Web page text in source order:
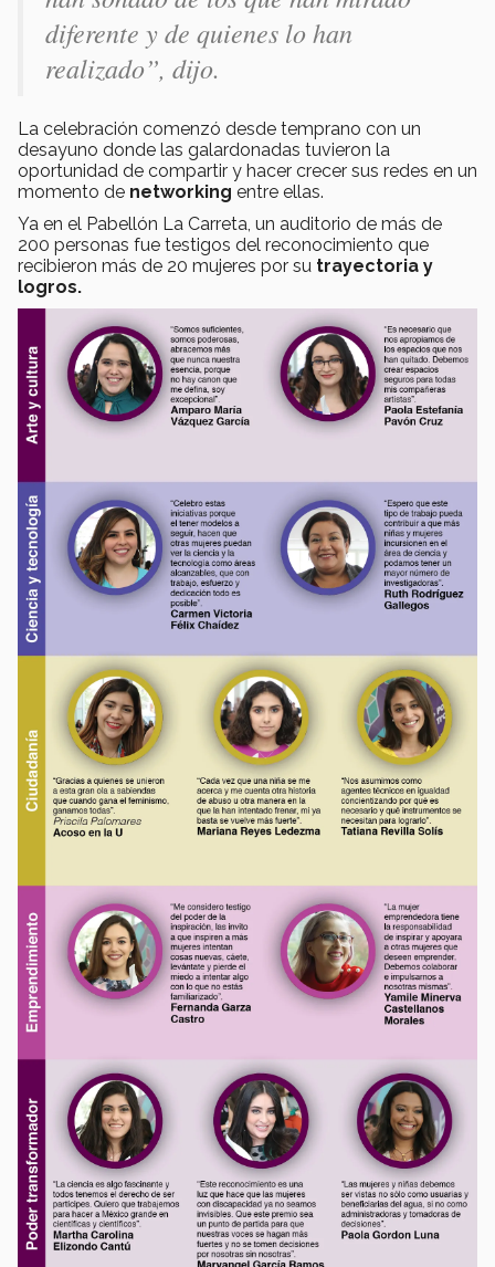
diferente y de quienes lo han
realizado”, dijo.
La celebración comenzó desde temprano con un
desayuno donde las galardonadas tuvieron la
oportunidad de compartir y hacer crecer sus redes en un
momento de networking entre ellas.
Ya en el Pabellón La Carreta, un auditorio de más de
200 personas fue testigos del reconocimiento que
recibieron más de 20 mujeres por su trayectoria y
logros.